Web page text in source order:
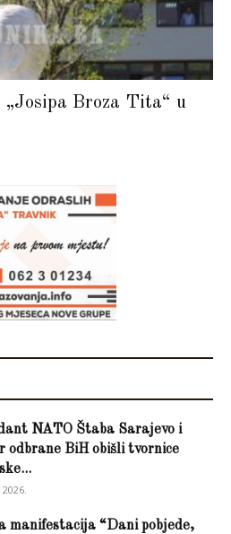
Broza Tita“ u
NATO Štaba Sarajevo i
odbrane BiH obišli tvornice
manifestacija “Dani pobjede,